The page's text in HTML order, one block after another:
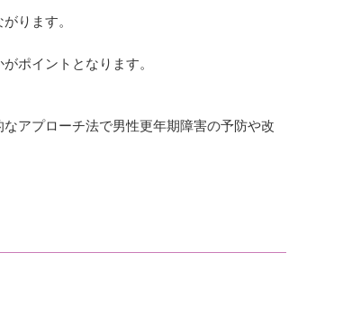
ります。
ポイントとなります。
アプローチ法で男性更年期障害の予防や改